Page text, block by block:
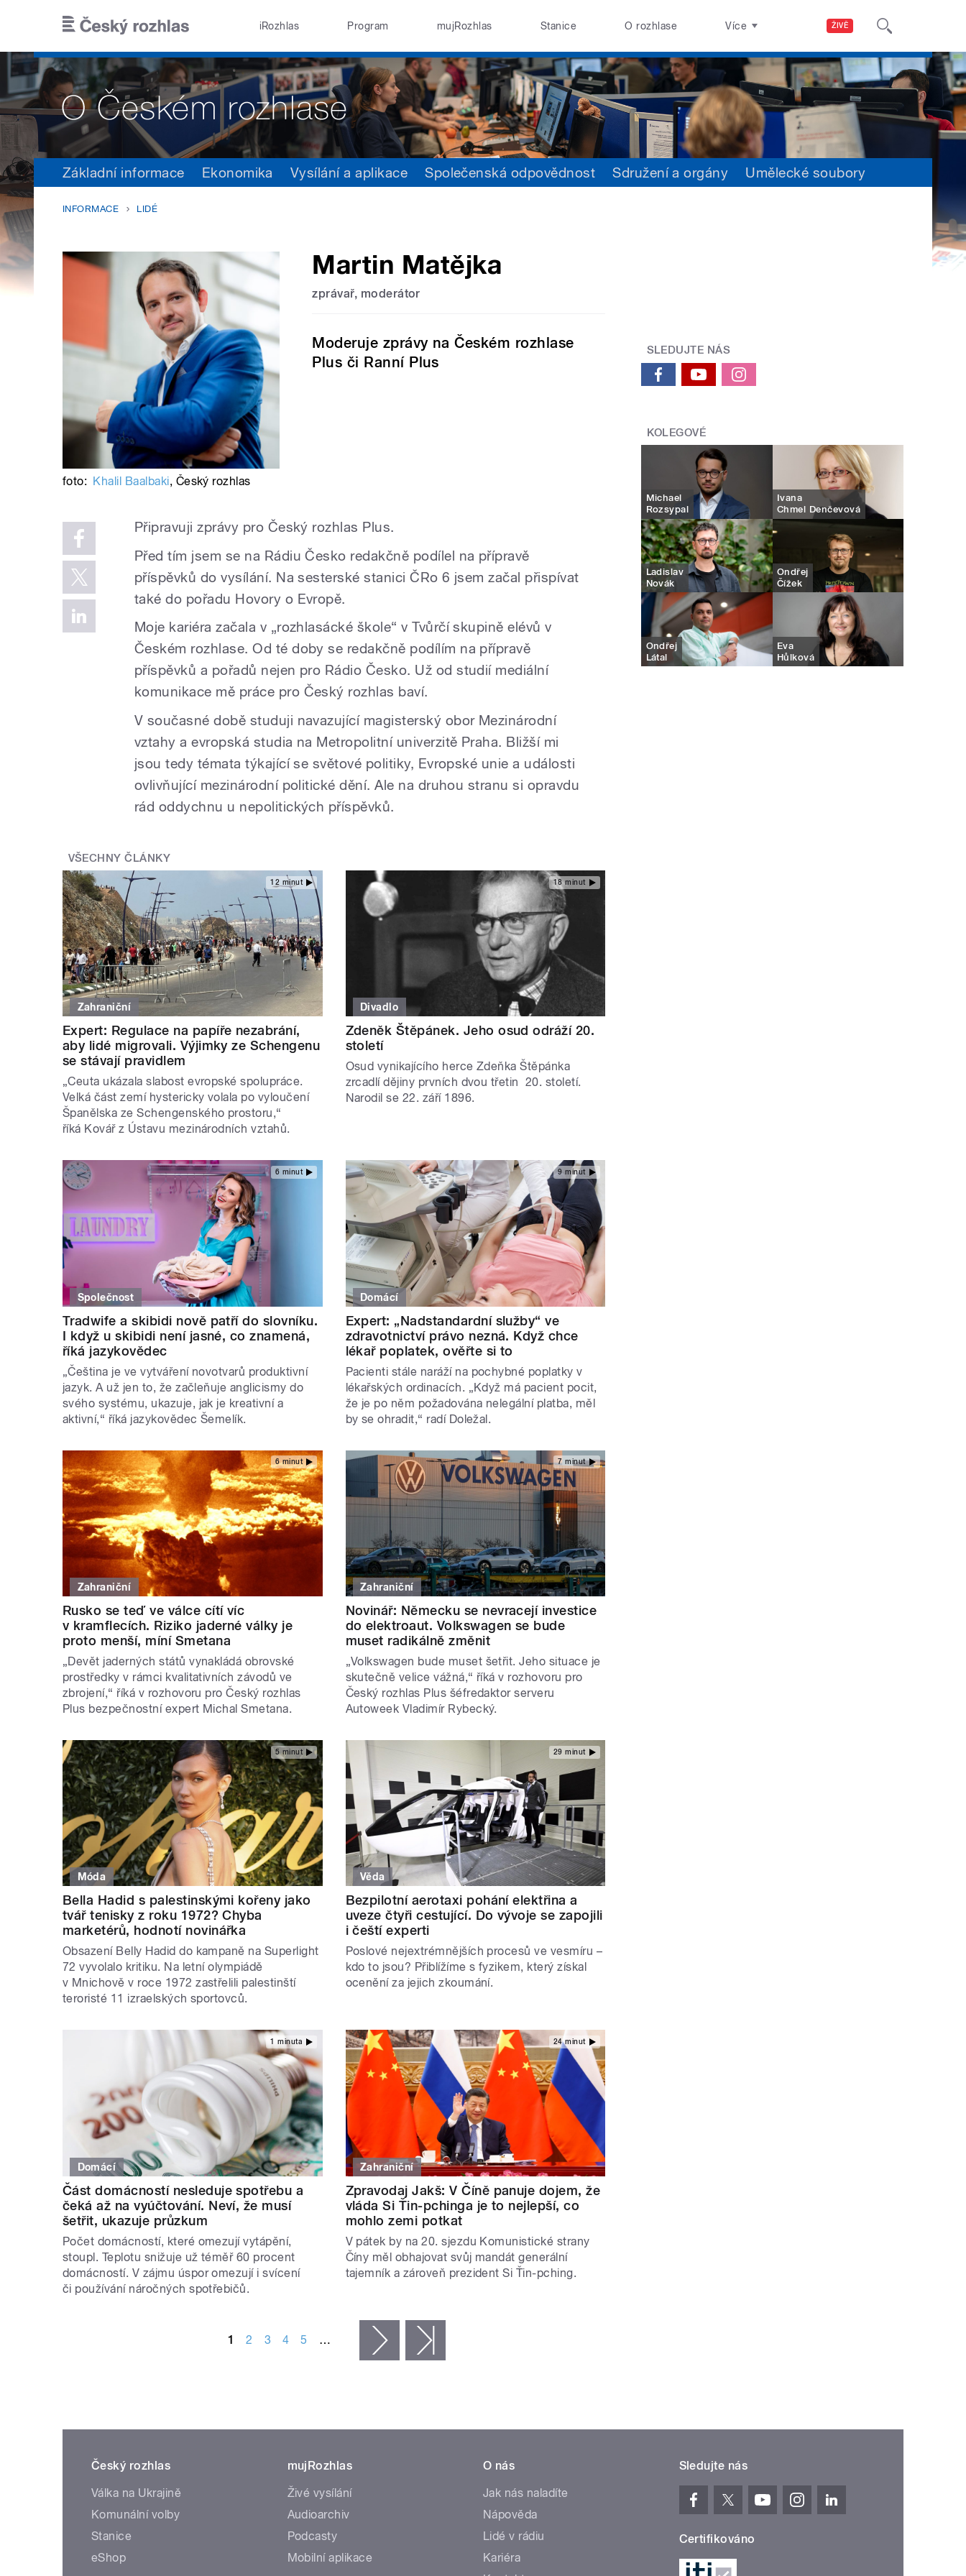
ŽIVĚ
iRozhlas Program mujRozhlas Stanice O rozhlase Více
Základní informace Ekonomika Vysílání a aplikace Společenská odpovědnost Sdružení a orgány Umělecké soubory
INFORMACE LIDÉ
Martin Matějka
zprávař, moderátor
Moderuje zprávy na Českém rozhlase
Plus či Ranní Plus
foto: Khalil Baalbaki, Český rozhlas
Připravuji zprávy pro Český rozhlas Plus.
Před tím jsem se na Rádiu Česko redakčně podílel na přípravě
příspěvků do vysílání. Na sesterské stanici ČRo 6 jsem začal přispívat
také do pořadu Hovory o Evropě.
Moje kariéra začala v „rozhlasácké škole“ v Tvůrčí skupině elévů v
Českém rozhlase. Od té doby se redakčně podílím na přípravě
příspěvků a pořadů nejen pro Rádio Česko. Už od studií mediální
komunikace mě práce pro Český rozhlas baví.
V současné době studuji navazující magisterský obor Mezinárodní
vztahy a evropská studia na Metropolitní univerzitě Praha. Bližší mi
jsou tedy témata týkající se světové politiky, Evropské unie a události
ovlivňující mezinárodní politické dění. Ale na druhou stranu si opravdu
rád oddychnu u nepolitických příspěvků.
VŠECHNY ČLÁNKY
12 minut
Zahraniční
Expert: Regulace na papíře nezabrání,
aby lidé migrovali. Výjimky ze Schengenu
se stávají pravidlem
„Ceuta ukázala slabost evropské spolupráce.
Velká část zemí hystericky volala po vyloučení
Španělska ze Schengenského prostoru,“
říká Kovář z Ústavu mezinárodních vztahů.
18 minut
Divadlo
Zdeněk Štěpánek. Jeho osud odráží 20.
století
Osud vynikajícího herce Zdeňka Štěpánka
zrcadlí dějiny prvních dvou třetin 20. století.
Narodil se 22. září 1896.
6 minut
Společnost
Tradwife a skibidi nově patří do slovníku.
I když u skibidi není jasné, co znamená,
říká jazykovědec
„Čeština je ve vytváření novotvarů produktivní
jazyk. A už jen to, že začleňuje anglicismy do
svého systému, ukazuje, jak je kreativní a
aktivní,“ říká jazykovědec Šemelík.
9 minut
Domácí
Expert: „Nadstandardní služby“ ve
zdravotnictví právo nezná. Když chce
lékař poplatek, ověřte si to
Pacienti stále naráží na pochybné poplatky v
lékařských ordinacích. „Když má pacient pocit,
že je po něm požadována nelegální platba, měl
by se ohradit,“ radí Doležal.
6 minut
Zahraniční
Rusko se teď ve válce cítí víc
v kramflecích. Riziko jaderné války je
proto menší, míní Smetana
„Devět jaderných států vynakládá obrovské
prostředky v rámci kvalitativních závodů ve
zbrojení,“ říká v rozhovoru pro Český rozhlas
Plus bezpečnostní expert Michal Smetana.
7 minut
Zahraniční
Novinář: Německu se nevracejí investice
do elektroaut. Volkswagen se bude
muset radikálně změnit
„Volkswagen bude muset šetřit. Jeho situace je
skutečně velice vážná,“ říká v rozhovoru pro
Český rozhlas Plus šéfredaktor serveru
Autoweek Vladimír Rybecký.
5 minut
Móda
Bella Hadid s palestinskými kořeny jako
tvář tenisky z roku 1972? Chyba
marketérů, hodnotí novinářka
Obsazení Belly Hadid do kampaně na Superlight
72 vyvolalo kritiku. Na letní olympiádě
v Mnichově v roce 1972 zastřelili palestinští
teroristé 11 izraelských sportovců.
29 minut
Věda
Bezpilotní aerotaxi pohání elektřina a
uveze čtyři cestující. Do vývoje se zapojili
i čeští experti
Poslové nejextrémnějších procesů ve vesmíru –
kdo to jsou? Přiblížíme s fyzikem, který získal
ocenění za jejich zkoumání.
1 minuta
Domácí
Část domácností nesleduje spotřebu a
čeká až na vyúčtování. Neví, že musí
šetřit, ukazuje průzkum
Počet domácností, které omezují vytápění,
stoupl. Teplotu snižuje už téměř 60 procent
domácností. V zájmu úspor omezují i svícení
či používání náročných spotřebičů.
24 minut
Zahraniční
Zpravodaj Jakš: V Číně panuje dojem, že
vláda Si Ťin-pchinga je to nejlepší, co
mohlo zemi potkat
V pátek by na 20. sjezdu Komunistické strany
Číny měl obhajovat svůj mandát generální
tajemník a zároveň prezident Si Ťin-pching.
1 2 3 4 5 … následující ›
SLEDUJTE NÁS
KOLEGOVÉ
Michael
Rozsypal
Ivana
Chmel Denčevová
Ladislav
Novák
Ondřej
Čížek
Ondřej
Látal
Eva
Hůlková
Český rozhlas
Válka na Ukrajině
Komunální volby
Stanice
eShop
mujRozhlas
Živé vysílání
Audioarchiv
Podcasty
Mobilní aplikace
O nás
Jak nás naladíte
Nápověda
Lidé v rádiu
Kariéra
Sledujte nás
Certifikováno